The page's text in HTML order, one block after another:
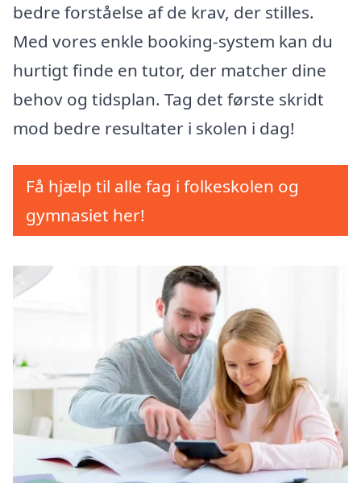
bedre forståelse af de krav, der stilles.
Med vores enkle booking-system kan du
hurtigt finde en tutor, der matcher dine
behov og tidsplan. Tag det første skridt
mod bedre resultater i skolen i dag!
Få hjælp til alle fag i folkeskolen og
gymnasiet her!